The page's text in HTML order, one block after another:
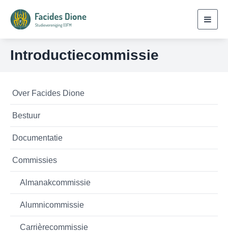
Introductiecommissie
Over Facides Dione
Bestuur
Documentatie
Commissies
Almanakcommissie
Alumnicommissie
Carrièrecommissie